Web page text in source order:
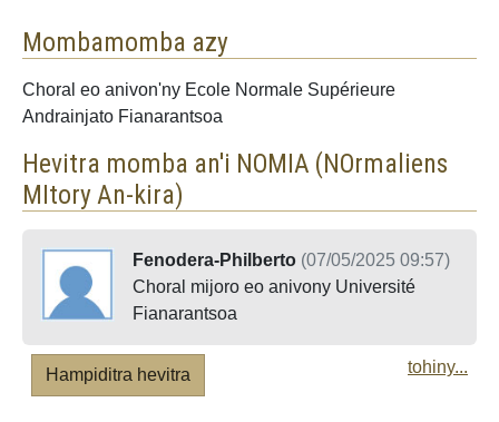
Mombamomba azy
Choral eo anivon'ny Ecole Normale Supérieure
Andrainjato Fianarantsoa
Hevitra momba an'i NOMIA (NOrmaliens
MItory An-kira)
Fenodera-Philberto (07/05/2025 09:57)
Choral mijoro eo anivony Université
Fianarantsoa
Hampiditra hevitra tohiny...